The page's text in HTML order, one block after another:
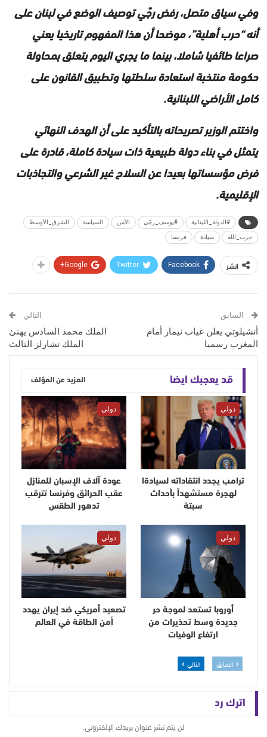
وفي سياق متصل، رفض رجّي توصيف الوضع في لبنان على
أنه “حرب أهلية”، موضحا أن هذا المفهوم تاريخيا يعني
صراعا طائفيا شاملا، بينما ما يجري اليوم يتعلق بمحاولة
حكومة منتخبة استعادة سلطتها وتطبيق القانون على
كامل الأراضي اللبنانية.
واختتم الوزير تصريحاته بالتأكيد على أن الهدف النهائي
يتمثل في بناء دولة طبيعية ذات سيادة كاملة، قادرة على
فرض مؤسساتها بعيدا عن السلاح غير الشرعي والتجاذبات
الإقليمية.
#الدولة_اللبنانية #يوسف_رجّي الأمن السياسة الشرق_الأوسط
حزب_الله سيادة فرنسا
انشر Facebook
Twitter
Google+
السابق
أنشيلوتي يعلن غياب نيمار أمام
المغرب رسميا
التالي
الملك محمد السادس يهنئ
الملك تشارلز الثالث
قد يعجبك ايضا المزيد عن المؤلف
دولي
ترامب يجدد انتقاداته لسيادةا
لهجرة مستشهداً بأحداث
سبتة
دولي
عودة آلاف الإسبان للمنازل
عقب الحرائق وفرنسا تترقب
تدهور الطقس
دولي
أوروبا تستعد لموجة حر
جديدة وسط تحذيرات من
ارتفاع الوفيات
دولي
تصعيد أمريكي ضد إيران يهدد
أمن الطاقة في العالم
السابق التالي
اترك رد
لن يتم نشر عنوان بريدك الإلكتروني.